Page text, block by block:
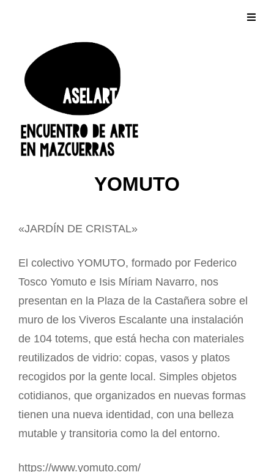
YOMUTO
«JARDÍN DE CRISTAL»
El colectivo YOMUTO, formado por Federico
Tosco Yomuto e Isis Míriam Navarro, nos
presentan en la Plaza de la Castañera sobre el
muro de los Viveros Escalante una instalación
de 104 totems, que está hecha con materiales
reutilizados de vidrio: copas, vasos y platos
recogidos por la gente local. Simples objetos
cotidianos, que organizados en nuevas formas
tienen una nueva identidad, con una belleza
mutable y transitoria como la del entorno.
https://www.yomuto.com/